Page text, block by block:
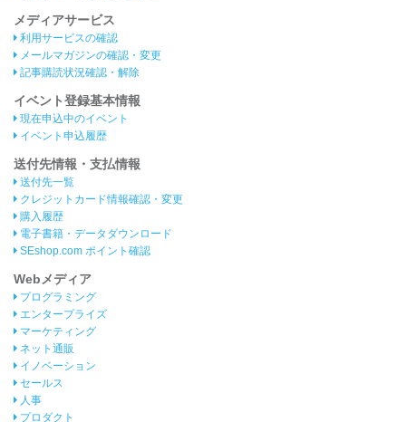
メディアサービス
利用サービスの確認
メールマガジンの確認・変更
記事購読状況確認・解除
イベント登録基本情報
現在申込中のイベント
イベント申込履歴
送付先情報・支払情報
送付先一覧
クレジットカード情報確認・変更
購入履歴
電子書籍・データダウンロード
SEshop.com ポイント確認
Webメディア
プログラミング
エンタープライズ
マーケティング
ネット通販
イノベーション
セールス
人事
プロダクト